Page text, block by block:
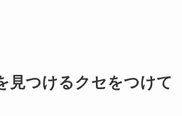
見つけるクセをつけて